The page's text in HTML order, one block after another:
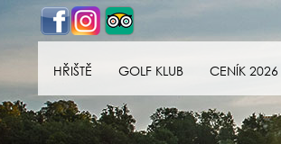
HŘIŠTĚ GOLF KLUB CENÍK 2026